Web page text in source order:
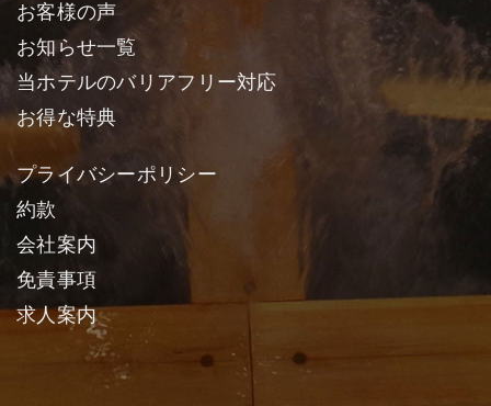
お客様の声
お知らせ一覧
当ホテルのバリアフリー対応
お得な特典
プライバシーポリシー
約款
会社案内
免責事項
求人案内